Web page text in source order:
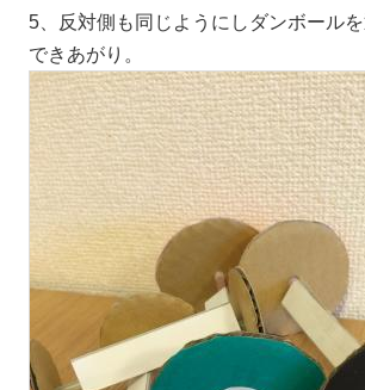
5、反対側も同じようにしダンボール
できあがり。